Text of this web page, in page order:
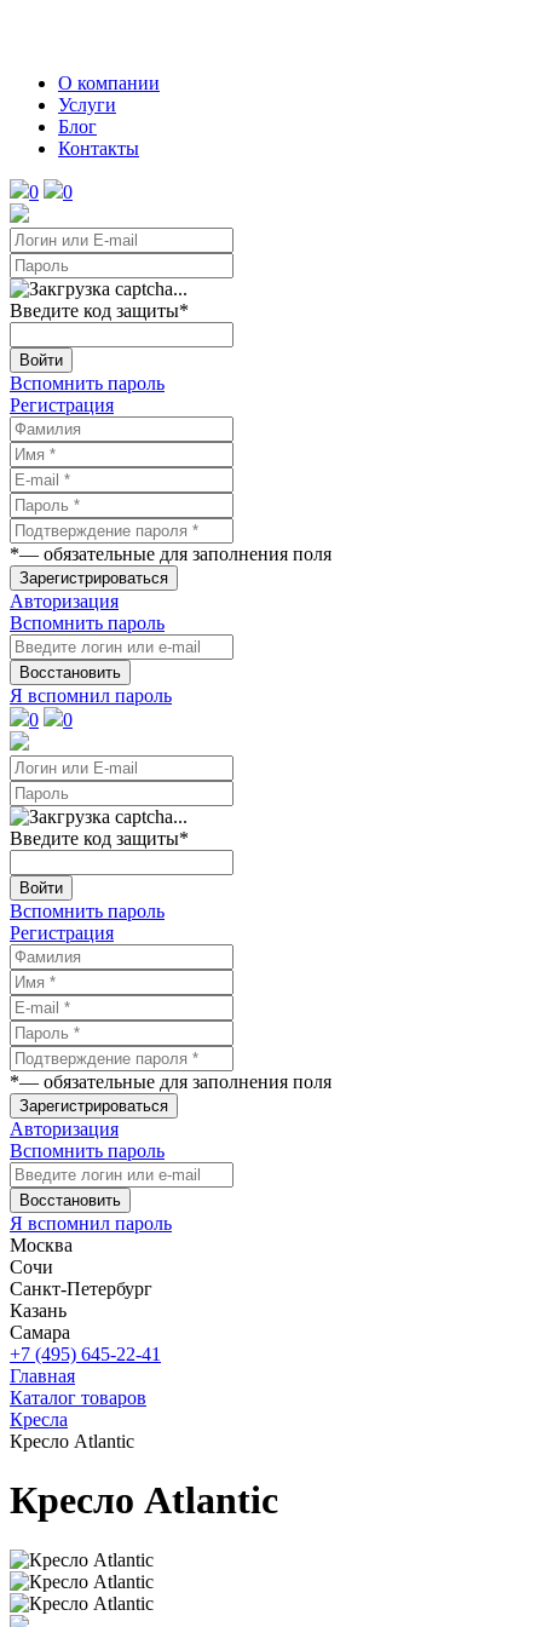
О компании
Услуги
Блог
Контакты
0 0
Введите код защиты*
Войти
Вспомнить пароль
Регистрация
*— обязательные для заполнения поля
Зарегистрироваться
Авторизация
Вспомнить пароль
Восстановить
Я вспомнил пароль
0
0
Введите код защиты*
Войти
Вспомнить пароль
Регистрация
*— обязательные для заполнения поля
Зарегистрироваться
Авторизация
Вспомнить пароль
Восстановить
Я вспомнил пароль
Москва
Сочи
Санкт-Петербург
Казань
Самара
+7 (495) 645-22-41
Главная
Каталог товаров
Кресла
Кресло Atlantic
Кресло Atlantic